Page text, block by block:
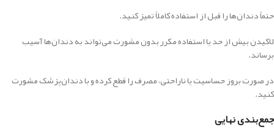
حتماً دندان‌ها را قبل از استفاده کاملاً تمیز کنید.
لاکیدن بیش از حد یا استفاده مکرر بدون مشورت می‌تواند به دندان‌ها آسیب
برساند.
در صورت بروز حساسیت یا ناراحتی، مصرف را قطع کرده و با دندان‌پزشک مشورت
کنید.
جمع‌بندی نهایی